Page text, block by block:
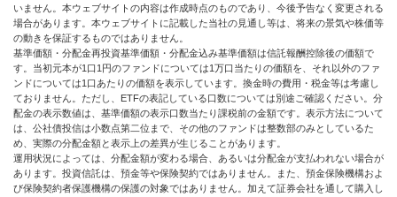
いません。本ウェブサイトの内容は作成時点のものであり、今後予告なく変更される
場合があります。本ウェブサイトに記載した当社の見通し等は、将来の景気や株価等
の動きを保証するものではありません。
基準価額・分配金再投資基準価額・分配金込み基準価額は信託報酬控除後の価額で
す。当初元本が1口1円のファンドについては1万口当たりの価額を、それ以外のファ
ンドについては1口あたりの価額を表示しています。換金時の費用・税金等は考慮し
ておりません。ただし、ETFの表記している口数については別途ご確認ください。分
配金の表示数値は、基準価額の表示口数当たり課税前の金額です。表示方法について
は、公社債投信は小数点第二位まで、その他のファンドは整数部のみとしているた
め、実際の分配金額と表示上の差異が生じることがあります。
運用状況によっては、分配金額が変わる場合、あるいは分配金が支払われない場合が
あります。投資信託は、預金等や保険契約ではありません。また、預金保険機構およ
び保険契約者保護機構の保護の対象ではありません。加えて証券会社を通して購入し